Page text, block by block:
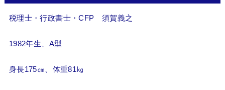
税理士・行政書士・CFP 須賀義之
1982年生、A型
身長175㎝、体重81㎏